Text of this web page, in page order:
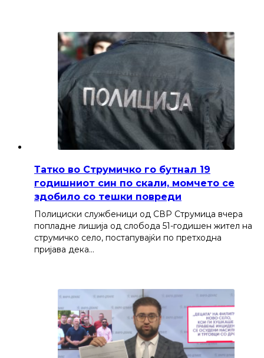
Татко во Струмичко го бутнал 19
годишниот син по скали, момчето се
здобило со тешки повреди
Полициски службеници од СВР Струмица вчера
попладне лишија од слобода 51-годишен жител на
струмичко село, постапувајќи по претходна
пријава дека…